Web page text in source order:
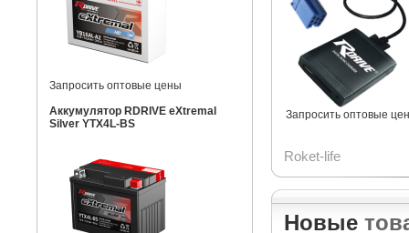
Запросить оптовые цены
Аккумулятор RDRIVE eXtremal
Silver YTX4L-BS
Запросить оптовые
Roket-life
Новые